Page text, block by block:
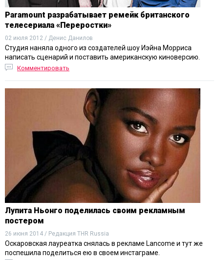
Paramount разрабатывает ремейк британского
телесериала «Переростки»
02 июля 2012 / Денис Данилов
Студия наняла одного из создателей шоу Иэйна Морриса
написать сценарий и поставить американскую киноверсию.
Комментировать
Лупита Ньонго поделилась своим рекламным
постером
26 июня 2014 / Редакция THR Russia
Оскаровская лауреатка снялась в рекламе Lancome и тут же
поспешила поделиться ею в своем инстаграме.